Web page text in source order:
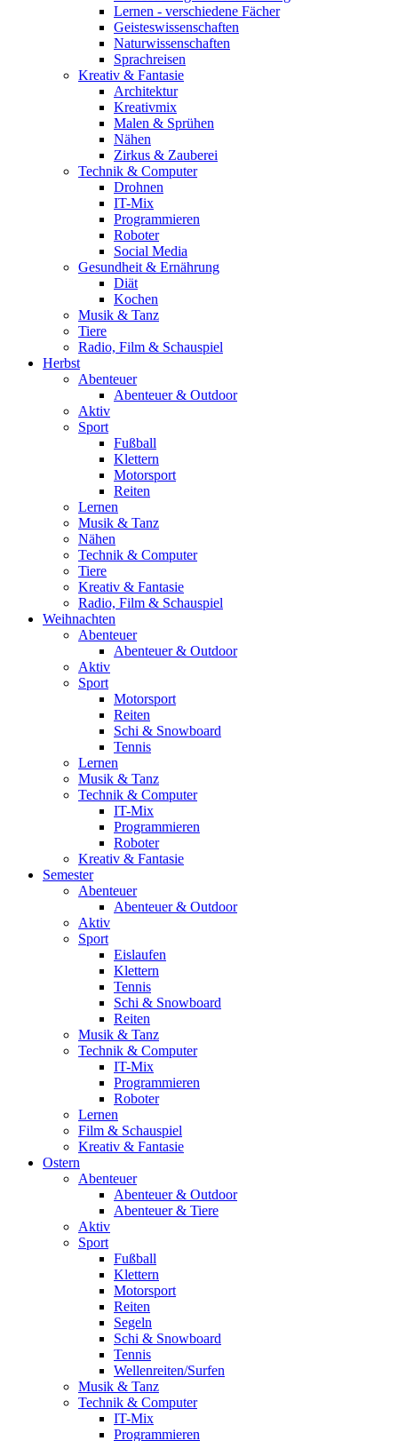
Lernen - verschiedene Fächer
Geisteswissenschaften
Naturwissenschaften
Sprachreisen
Kreativ & Fantasie
Architektur
Kreativmix
Malen & Sprühen
Nähen
Zirkus & Zauberei
Technik & Computer
Drohnen
IT-Mix
Programmieren
Roboter
Social Media
Gesundheit & Ernährung
Diät
Kochen
Musik & Tanz
Tiere
Radio, Film & Schauspiel
Herbst
Abenteuer
Abenteuer & Outdoor
Aktiv
Sport
Fußball
Klettern
Motorsport
Reiten
Lernen
Musik & Tanz
Nähen
Technik & Computer
Tiere
Kreativ & Fantasie
Radio, Film & Schauspiel
Weihnachten
Abenteuer
Abenteuer & Outdoor
Aktiv
Sport
Motorsport
Reiten
Schi & Snowboard
Tennis
Lernen
Musik & Tanz
Technik & Computer
IT-Mix
Programmieren
Roboter
Kreativ & Fantasie
Semester
Abenteuer
Abenteuer & Outdoor
Aktiv
Sport
Eislaufen
Klettern
Tennis
Schi & Snowboard
Reiten
Musik & Tanz
Technik & Computer
IT-Mix
Programmieren
Roboter
Lernen
Film & Schauspiel
Kreativ & Fantasie
Ostern
Abenteuer
Abenteuer & Outdoor
Abenteuer & Tiere
Aktiv
Sport
Fußball
Klettern
Motorsport
Reiten
Segeln
Schi & Snowboard
Tennis
Wellenreiten/Surfen
Musik & Tanz
Technik & Computer
IT-Mix
Programmieren